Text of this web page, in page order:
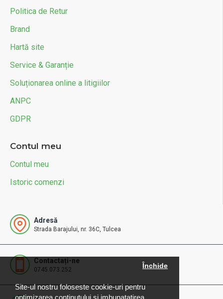
Site-ul nostru foloseste cookie-uri pentru
Închide
Politica de Retur
Brand
Hartă site
Service & Garanție
Soluționarea online a litigiilor
ANPC
GDPR
Contul meu
Contul meu
Istoric comenzi
Adresă
Strada Barajului, nr. 36C, Tulcea
Contactați-ne
0745.073.252